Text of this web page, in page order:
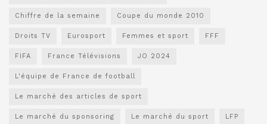
Chiffre de la semaine Coupe du monde 2010
Droits TV Eurosport Femmes et sport FFF
FIFA France Télévisions JO 2024
L'équipe de France de football
Le marché des articles de sport
Le marché du sponsoring Le marché du sport LFP